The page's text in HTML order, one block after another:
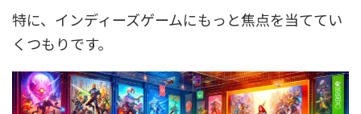
特に、インディーズゲームにもっと焦点を当ててい
くつもりです。